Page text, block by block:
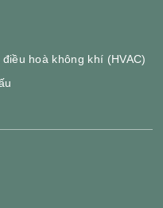
hoà không khí (HVAC)